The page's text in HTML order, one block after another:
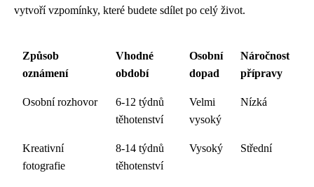
vytvoří vzpomínky, které budete sdílet po celý život.
Způsob
oznámení
Vhodné
období
Osobní
dopad
Náročnost
přípravy
Osobní rozhovor
6-12 týdnů
těhotenství
Velmi
vysoký
Nízká
Kreativní
fotografie
8-14 týdnů
těhotenství
Vysoký Střední